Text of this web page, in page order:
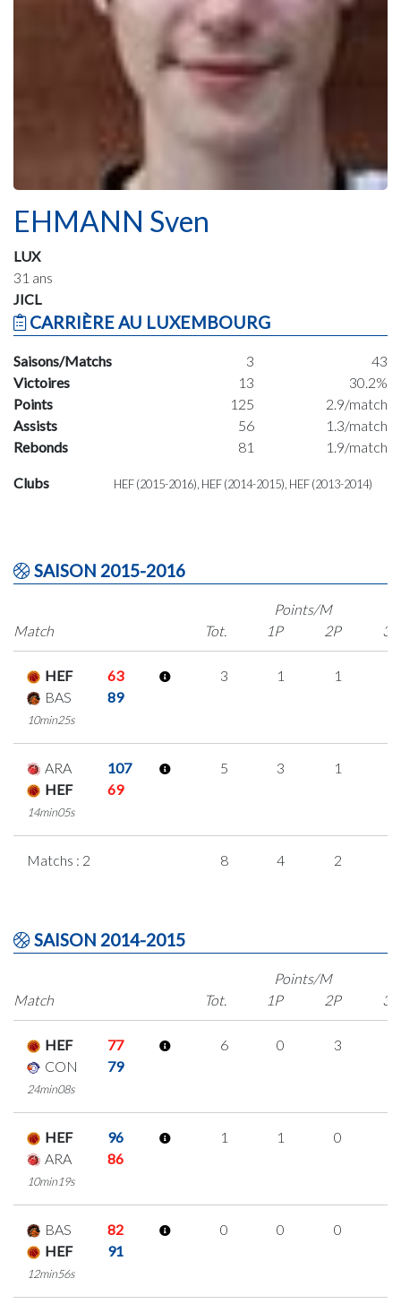
EHMANN Sven
LUX
31 ans
JICL
CARRIÈRE AU LUXEMBOURG
Saisons/Matchs 3
43
Victoires
13
30.2%
Points
125
2.9/match
Assists
56
1.3/match
Rebonds
81 1.9/match
Clubs HEF (2015-2016), HEF (2014-2015), HEF (2013-2014)
SAISON 2015-2016
Match
Points/M
Tot.
1P 2P 3P
HEF
63
BAS
89
10min25s
3 1 1
ARA
107
HEF
69
14min05s
5 3 1
Matchs : 2 8 4 2
SAISON 2014-2015
Match
Points/M
Tot.
1P 2P 3P
HEF
77
CON
79
24min08s
6 0 3
HEF
96
ARA
86
10min19s
1 1 0
BAS
82
HEF
91
12min56s
0 0 0